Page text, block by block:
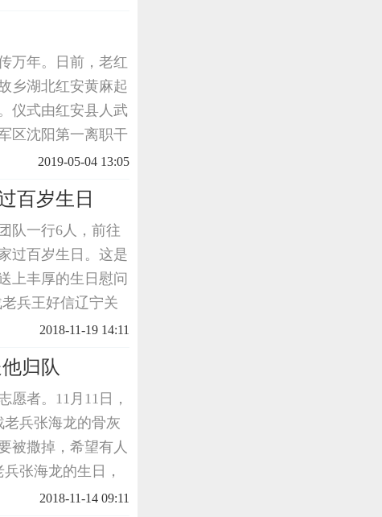
万年。日前，老红
乡湖北红安黄麻起
仪式由红安县人武
区沈阳第一离职干
关同志、湖北红安
2019-05-04 13:05
百岁生日
队一行6人，前往
过百岁生日。这是
上丰厚的生日慰问
兵王好信辽宁关
在床上，他的耳朵
2018-11-19 14:11
归队
愿者。11月11日，
老兵张海龙的骨灰
被撒掉，希望有人
张海龙的生日，
区不同方向汇集在
2018-11-14 09:11